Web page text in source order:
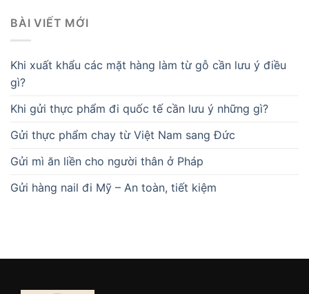
BÀI VIẾT MỚI
Khi xuất khẩu các mặt hàng làm từ gỗ cần lưu ý điều
gì?
Khi gửi thực phẩm đi quốc tế cần lưu ý những gì?
Gửi thực phẩm chay từ Việt Nam sang Đức
Gửi mì ăn liền cho người thân ở Pháp
Gửi hàng nail đi Mỹ – An toàn, tiết kiệm